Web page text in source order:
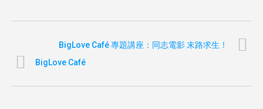
BigLove Café 專題講座：同志電影 末路求生！
BigLove Café